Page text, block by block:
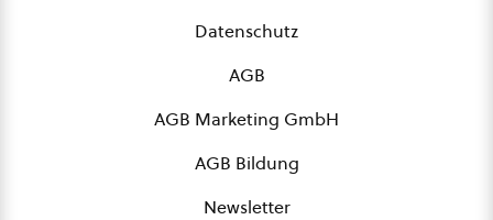
Datenschutz
AGB
AGB Marketing GmbH
AGB Bildung
Newsletter